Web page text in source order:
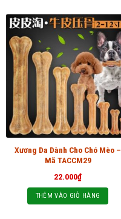
Xương Da Dành Cho Chó Mèo –
Mã TACCM29
22.000₫
THÊM VÀO GIỎ HÀNG